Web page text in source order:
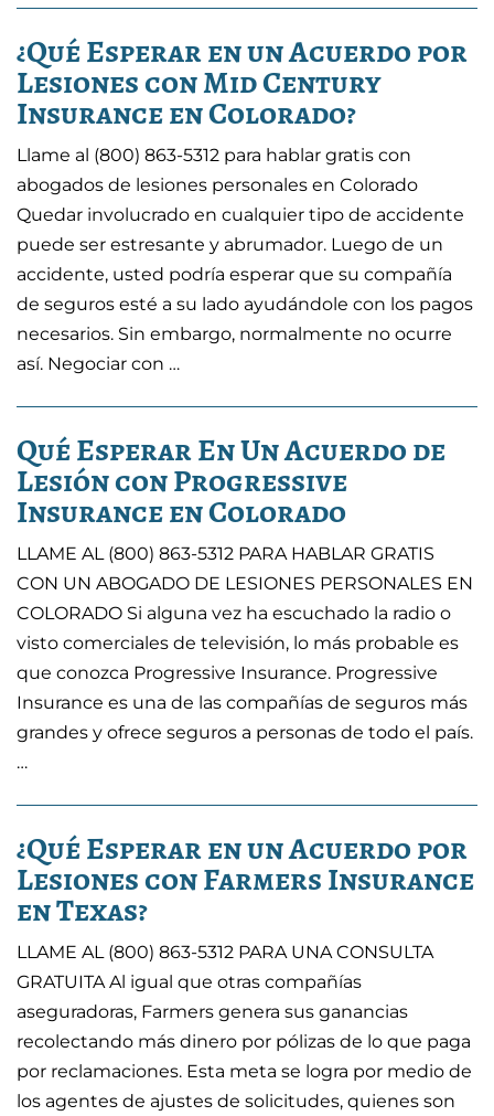
¿Qué Esperar en un Acuerdo por
Lesiones con Mid Century
Insurance en Colorado?
Llame al (800) 863-5312 para hablar gratis con
abogados de lesiones personales en Colorado
Quedar involucrado en cualquier tipo de accidente
puede ser estresante y abrumador. Luego de un
accidente, usted podría esperar que su compañía
de seguros esté a su lado ayudándole con los pagos
necesarios. Sin embargo, normalmente no ocurre
así. Negociar con …
Qué Esperar En Un Acuerdo de
Lesión con Progressive
Insurance en Colorado
LLAME AL (800) 863-5312 PARA HABLAR GRATIS
CON UN ABOGADO DE LESIONES PERSONALES EN
COLORADO Si alguna vez ha escuchado la radio o
visto comerciales de televisión, lo más probable es
que conozca Progressive Insurance. Progressive
Insurance es una de las compañías de seguros más
grandes y ofrece seguros a personas de todo el país.
…
¿Qué Esperar en un Acuerdo por
Lesiones con Farmers Insurance
en Texas?
LLAME AL (800) 863-5312 PARA UNA CONSULTA
GRATUITA Al igual que otras compañías
aseguradoras, Farmers genera sus ganancias
recolectando más dinero por pólizas de lo que paga
por reclamaciones. Esta meta se logra por medio de
los agentes de ajustes de solicitudes, quienes son